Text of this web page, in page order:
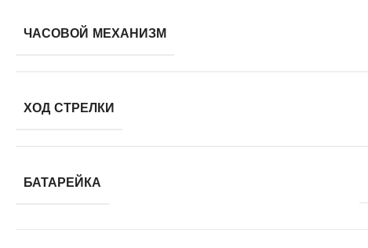
ЧАСОВОЙ МЕХАНИЗМ
ХОД СТРЕЛКИ
БАТАРЕЙКА